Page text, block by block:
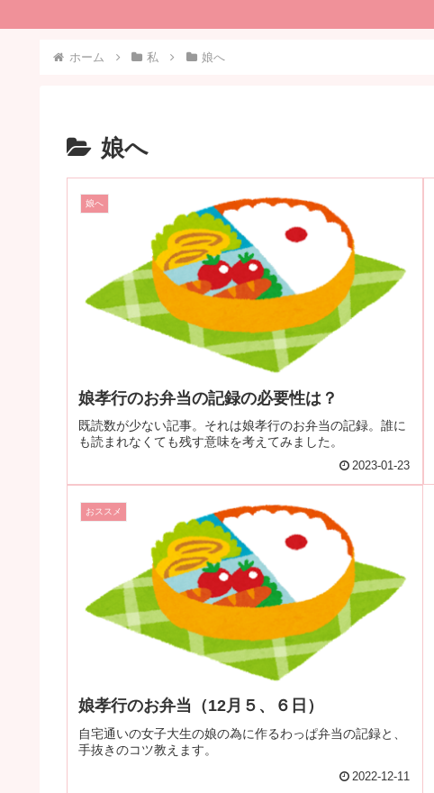
ホーム 私 娘へ
娘へ
娘へ
娘孝行のお弁当の記録の必要性は？
既読数が少ない記事。それは娘孝行のお弁当の記録。誰に
も読まれなくても残す意味を考えてみました。
2023-01-23
おススメ
娘孝行のお弁当（12月５、６日）
自宅通いの女子大生の娘の為に作るわっぱ弁当の記録と、
手抜きのコツ教えます。
2022-12-11